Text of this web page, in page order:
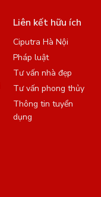
Liên kết hữu ích
Ciputra Hà Nội
Pháp luật
Tư vấn nhà đẹp
Tư vấn phong thủy
Thông tin tuyển
dụng